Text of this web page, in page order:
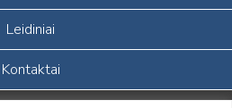
Leidiniai
Kontaktai